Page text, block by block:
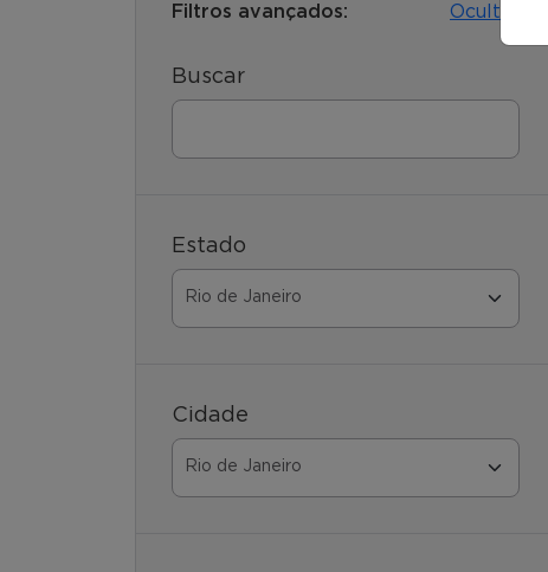
Filtros avançados: Ocultar
Buscar
Estado
Cidade